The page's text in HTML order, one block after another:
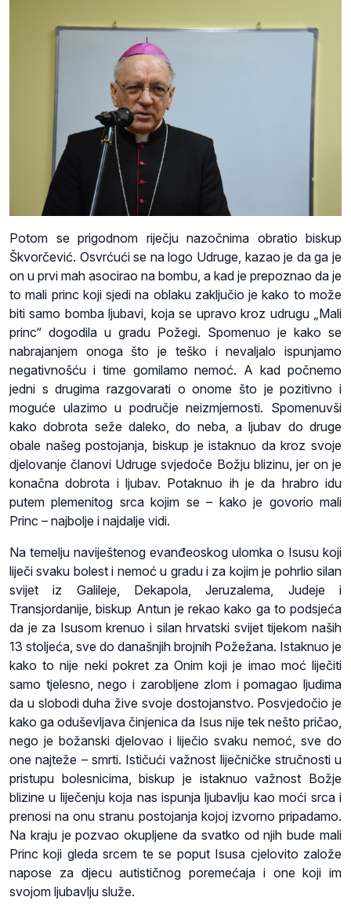
Potom se prigodnom riječju nazočnima obratio biskup
Škvorčević. Osvrćući se na logo Udruge, kazao je da ga je
on u prvi mah asocirao na bombu, a kad je prepoznao da je
to mali princ koji sjedi na oblaku zaključio je kako to može
biti samo bomba ljubavi, koja se upravo kroz udrugu „Mali
princ“ dogodila u gradu Požegi. Spomenuo je kako se
nabrajanjem onoga što je teško i nevaljalo ispunjamo
negativnošću i time gomilamo nemoć. A kad počnemo
jedni s drugima razgovarati o onome što je pozitivno i
moguće ulazimo u područje neizmjernosti. Spomenuvši
kako dobrota seže daleko, do neba, a ljubav do druge
obale našeg postojanja, biskup je istaknuo da kroz svoje
djelovanje članovi Udruge svjedoče Božju blizinu, jer on je
konačna dobrota i ljubav. Potaknuo ih je da hrabro idu
putem plemenitog srca kojim se – kako je govorio mali
Princ – najbolje i najdalje vidi.
Na temelju naviještenog evanđeoskog ulomka o Isusu koji
liječi svaku bolest i nemoć u gradu i za kojim je pohrlio silan
svijet iz Galileje, Dekapola, Jeruzalema, Judeje i
Transjordanije, biskup Antun je rekao kako ga to podsjeća
da je za Isusom krenuo i silan hrvatski svijet tijekom naših
13 stoljeća, sve do današnjih brojnih Požežana. Istaknuo je
kako to nije neki pokret za Onim koji je imao moć liječiti
samo tjelesno, nego i zarobljene zlom i pomagao ljudima
da u slobodi duha žive svoje dostojanstvo. Posvjedočio je
kako ga oduševljava činjenica da Isus nije tek nešto pričao,
nego je božanski djelovao i liječio svaku nemoć, sve do
one najteže – smrti. Ističući važnost liječničke stručnosti u
pristupu bolesnicima, biskup je istaknuo važnost Božje
blizine u liječenju koja nas ispunja ljubavlju kao moći srca i
prenosi na onu stranu postojanja kojoj izvorno pripadamo.
Na kraju je pozvao okupljene da svatko od njih bude mali
Princ koji gleda srcem te se poput Isusa cjelovito založe
napose za djecu autističnog poremećaja i one koji im
svojom ljubavlju služe.